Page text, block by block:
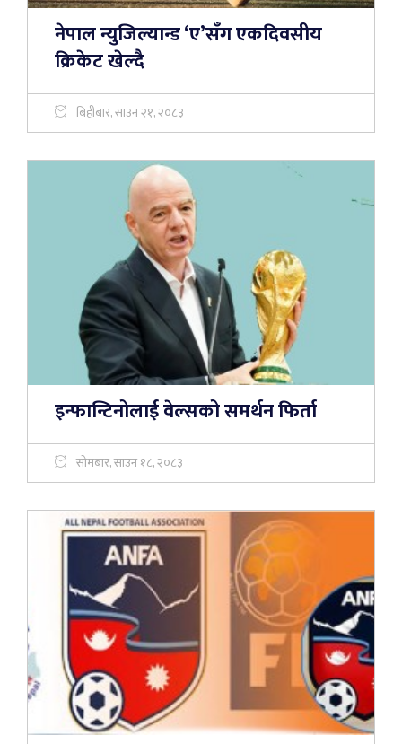
नेपाल न्युजिल्यान्ड ‘ए’सँग एकदिवसीय
क्रिकेट खेल्दै
बिहीबार, साउन २१, २०८३
इन्फान्टिनोलाई वेल्सको समर्थन फिर्ता
सोमबार, साउन १८, २०८३